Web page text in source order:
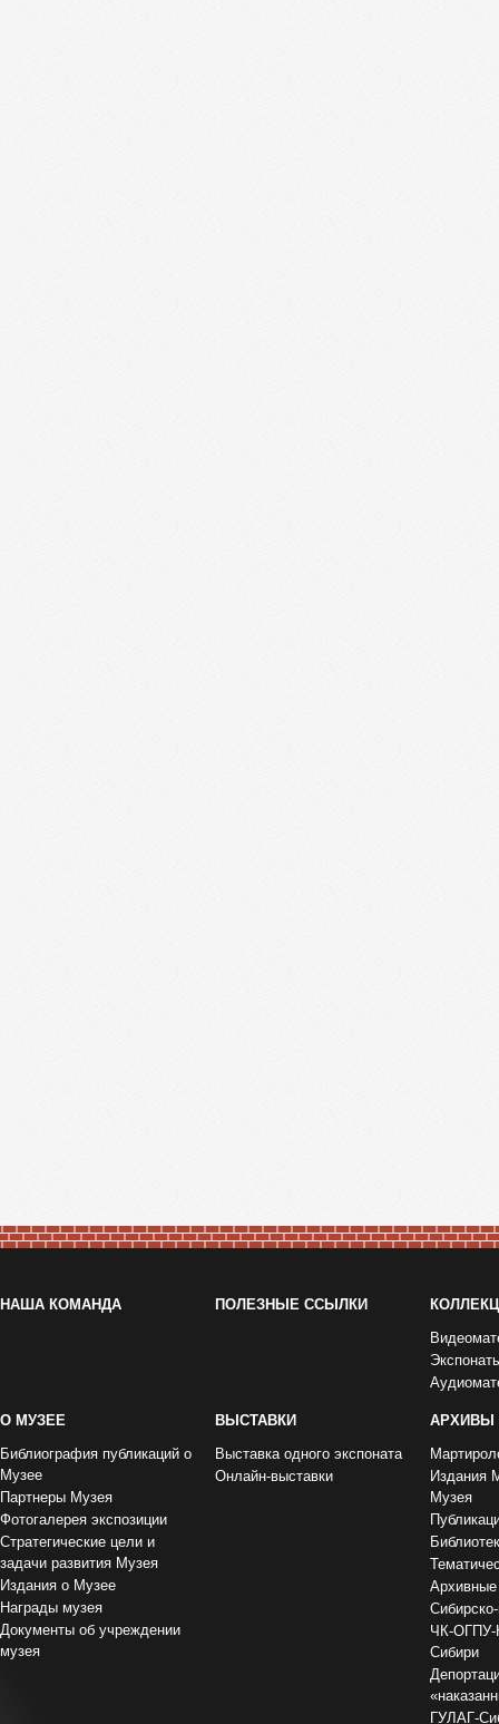
НАША КОМАНДА ПОЛЕЗНЫЕ ССЫЛКИ
О МУЗЕЕ
Библиография публикаций о
Музее
Партнеры Музея
Фотогалерея экспозиции
Стратегические цели и
задачи развития Музея
Издания о Музее
Награды музея
Документы об учреждении
музея
ВЫСТАВКИ
Выставка одного экспоната
Онлайн-выставки
АРХИВЫ
Издания
Музея
ЧК-
Сибири
ГУЛАГ-